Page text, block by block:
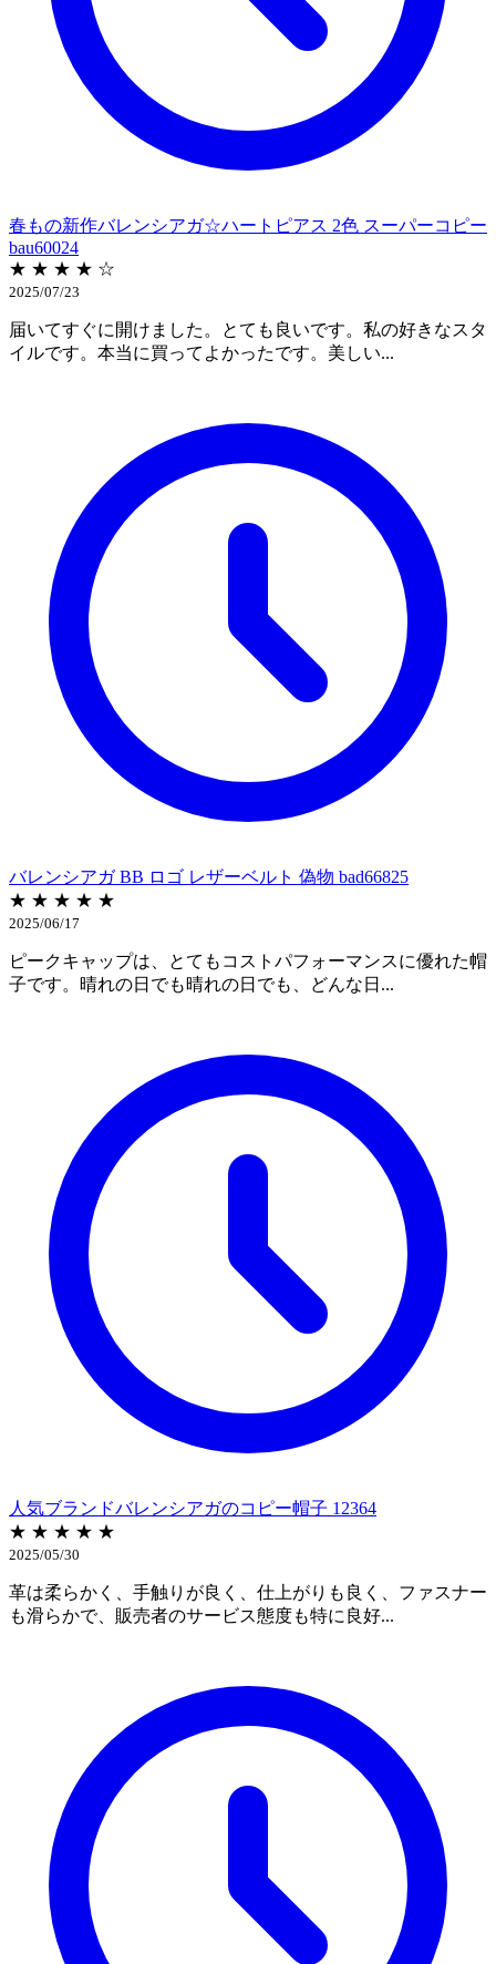
春もの新作バレンシアガ☆ハートピアス 2色 スーパーコピー
bau60024
★ ★ ★ ★ ☆
2025/07/23
届いてすぐに開けました。とても良いです。私の好きなスタ
イルです。本当に買ってよかったです。美しい...
バレンシアガ BB ロゴ レザーベルト 偽物 bad66825
★ ★ ★ ★ ★
2025/06/17
ピークキャップは、とてもコストパフォーマンスに優れた帽
子です。晴れの日でも晴れの日でも、どんな日...
人気ブランドバレンシアガのコピー帽子 12364
★ ★ ★ ★ ★
2025/05/30
革は柔らかく、手触りが良く、仕上がりも良く、ファスナー
も滑らかで、販売者のサービス態度も特に良好...